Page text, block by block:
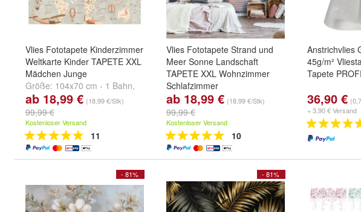
Vlies Fototapete Kinderzimmer
Weltkarte Kinder TAPETE XXL
Mädchen Junge
Größe: 104x70 cm - 1 Bahn,
152x104 cm - 1 Bahn,
208x146 cm - 2 Bahnen
weitere ...
ab 18,99 € (18,99 €/Stk)
99,99 €
Kostenloser Versand
11
Vlies Fototapete Strand und
Meer Sonne Landschaft
TAPETE XXL Wohnzimmer
Schlafzimmer
Größe:104x70 cm - 1 Bahn
152x104 cm - 1 Bahn
208x146 cm - 2 Bahnen
weitere ...
ab 18,99 € (18,99 €/Stk)
99,99 €
Kostenloser Versand
10
Anstrichvlies
45g/m²
Tapete
36,90 €
+ 3,90 € Versand
- 81% - 81%